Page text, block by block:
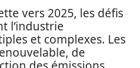
vers 2025, les défis
l’industrie
et complexes. Les
de